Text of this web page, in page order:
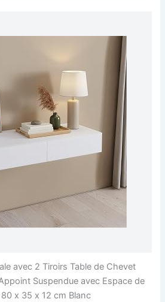
avec 2 Tiroirs Table de Chevet
Suspendue avec Espace de
x 35 x 12 cm Blanc